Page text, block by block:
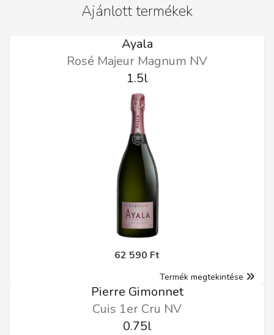
Ajánlott termékek
Ayala
Rosé Majeur Magnum NV
1.5l
62 590 Ft
Termék megtekintése
Pierre Gimonnet
Cuis 1er Cru NV
0.75l